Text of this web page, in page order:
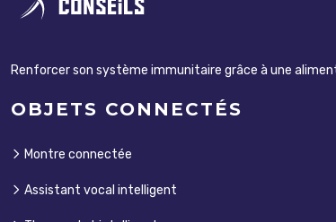
Renforcer son système immunitaire grâce à une
OBJETS CONNECTÉS
Montre connectée
Assistant vocal intelligent